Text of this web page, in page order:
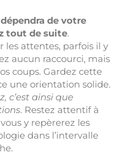
de votre
tout de suite.
les attentes, parfois il y
aucun raccourci, mais
coups. Gardez cette
une orientation solide.
c’est ainsi que
. Restez attentif à
y repèrerez les
dans l’intervalle